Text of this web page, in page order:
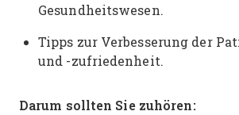
Gesundheitswesen.
Tipps zur Verbesserung der
und -zufriedenheit.
Darum sollten Sie zuhören: